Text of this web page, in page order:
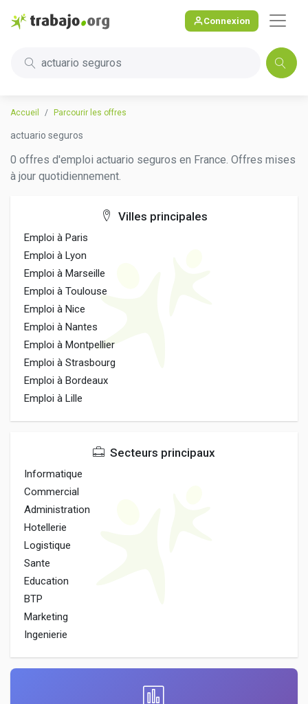
Connexion
actuario seguros
Accueil Parcourir les offres
actuario seguros
0 offres d'emploi actuario seguros en France. Offres mises
à jour quotidiennement.
Villes principales
Emploi à Paris
Emploi à Lyon
Emploi à Marseille
Emploi à Toulouse
Emploi à Nice
Emploi à Nantes
Emploi à Montpellier
Emploi à Strasbourg
Emploi à Bordeaux
Emploi à Lille
Secteurs principaux
Informatique
Commercial
Administration
Hotellerie
Logistique
Sante
Education
BTP
Marketing
Ingenierie